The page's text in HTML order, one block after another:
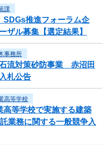
課
SDGs推進フォーラム企
ザル募集【選定結果】
事務所
流対策砂防事業 赤沼田
札公告
高等学校
高等学校で実施する建築
業務に関する一般競争入